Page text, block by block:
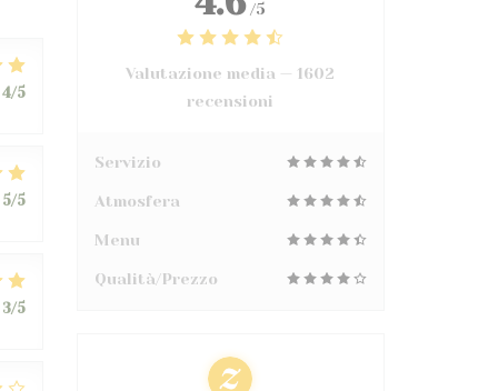
4/5
5/5
3/5
/5
Valutazione media — 1602
recensioni
Servizio
Atmosfera
Menu
Qualità/Prezzo